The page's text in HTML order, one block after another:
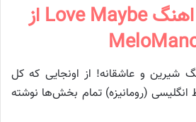
متن و معنی اهنگ Love Maybe از
شیرین و عاشقانه! از اونجایی که کل
(رومانیزه) تمام بخش‌ها نوشته